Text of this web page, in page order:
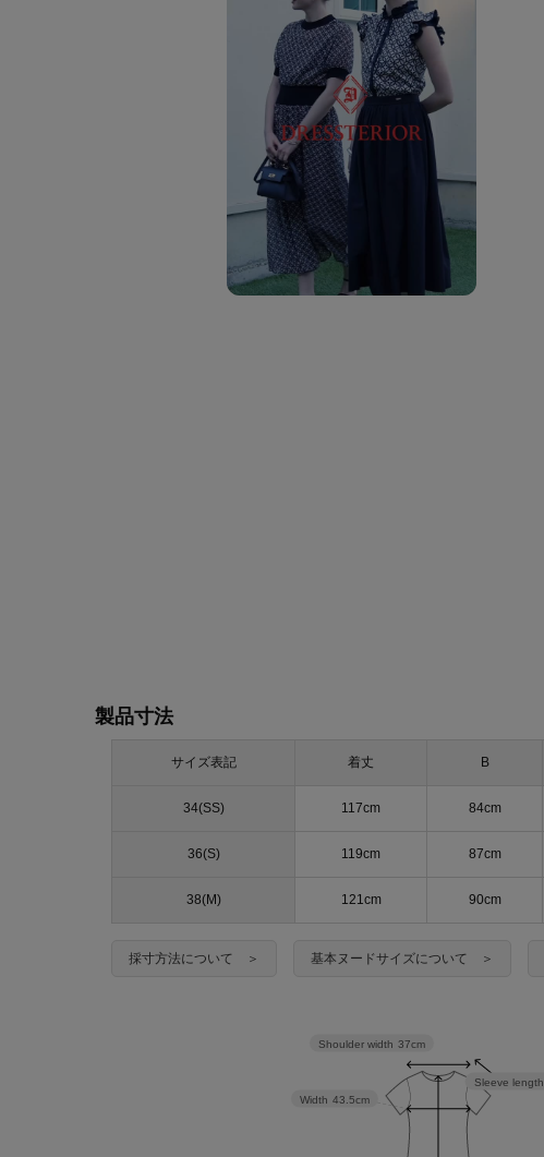
製品寸法
サイズ表記 着丈 B
34(SS) 117cm 84cm
36(S) 119cm 87cm
38(M) 121cm 90cm
採寸方法について ＞ 基本ヌードサイズについて ＞
Sleeve length
Width 43.5cm
Shoulder width 37cm